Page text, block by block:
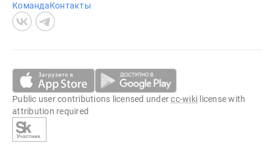
КомандаКонтакты
Public user contributions licensed undercc-wiki license with
attribution required